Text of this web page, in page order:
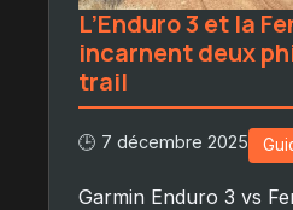
L’Enduro 3 et la
incarnent deux
trail
🕒 7 décembre 2025
Garmin Enduro 3 vs